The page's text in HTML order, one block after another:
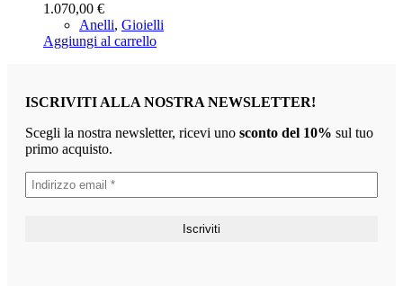
1.070,00 €
Anelli, Gioielli
Aggiungi al carrello
ISCRIVITI ALLA NOSTRA NEWSLETTER!
Scegli la nostra newsletter, ricevi uno sconto del 10% sul tuo
primo acquisto.